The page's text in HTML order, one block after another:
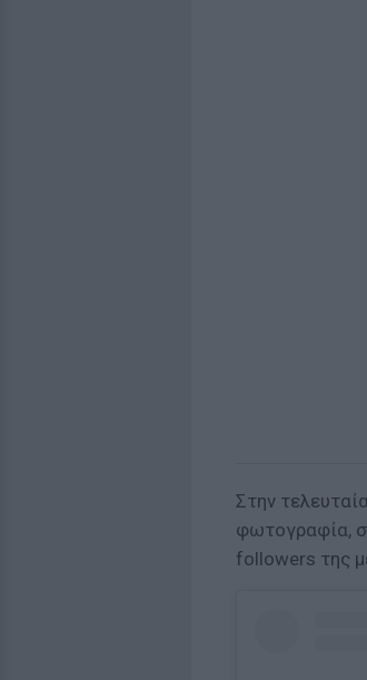
Στην
φωτογραφία,
followers της